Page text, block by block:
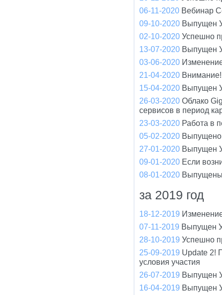
06-11-2020 Вебинар
09-10-2020 Выпущен
02-10-2020 Успешно
13-07-2020 Выпущен
03-06-2020
21-04-2020 Внимание!
15-04-2020 Выпущен
26-03-2020 Облако
сервисов в период
23-03-2020 Работа в
05-02-2020 Выпущено
27-01-2020 Выпущен
09-01-2020 Если
08-01-2020
за 2019 год
18-12-2019
07-11-2019 Выпущен
28-10-2019 Успешно
25-09-2019 Update 2!
условия участия
26-07-2019 Выпущен
16-04-2019 Выпущен